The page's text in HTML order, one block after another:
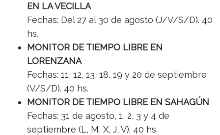
EN LA VECILLA
Fechas: Del 27 al 30 de agosto (J/V/S/D). 40
hs.
MONITOR DE TIEMPO LIBRE EN
LORENZANA
Fechas: 11, 12, 13, 18, 19 y 20 de septiembre
(V/S/D). 40 hs.
MONITOR DE TIEMPO LIBRE EN SAHAGÚN
Fechas: 31 de agosto, 1, 2, 3 y 4 de
septiembre (L, M, X, J, V). 40 hs.